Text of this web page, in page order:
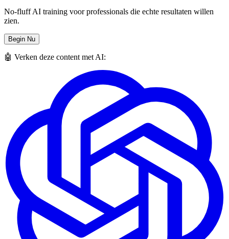
No-fluff AI training voor professionals die echte resultaten willen
zien.
Begin Nu
🤖 Verken deze content met AI: